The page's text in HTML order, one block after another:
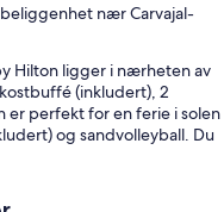
nær Carvajal-
Hilton ligger i nærheten av
(inkludert), 2
er perfekt for en ferie i solen
og sandvolleyball. Du
på stedets spa.
og yogatimer på